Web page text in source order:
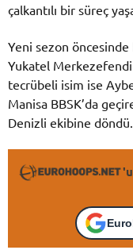
çalkantılı bir süreç
Yeni sezon
Yukatel
tecrübeli isim ise
Manisa BBSK’da
Denizli ekibine döndü.